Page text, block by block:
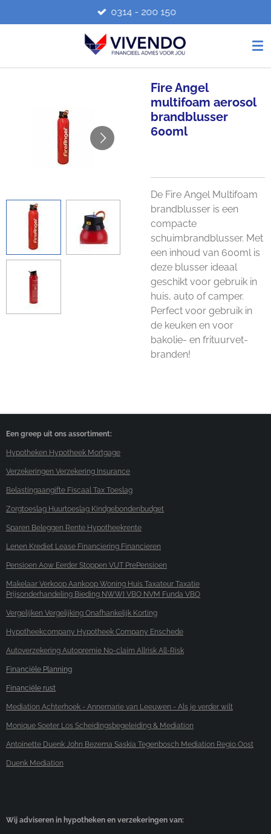
direct
0314 - 200 150
Fire Angel
multifoam aerosol
brandblusser
600ml
De Fire Angel Multifoam
brandblusser is een
compacte
schuimbrandblusser. Met
een inhoud van 600ml is
deze blusser ideaal
geschikt voor gebruik in
huis, auto of camper.
Perfect voor gebruik in
de keuken en voor
bakolie- en frituurvet-
branden!
Een greep uit ons assortiment:
Hypotheken Hypotheek Mortgage
Verzekeringen Verzekering Insurance
Belastingaangifte Fiscaal Tax Toeslag
Zorgtoeslag Huurtoeslag Kindgebondenbudget
Sparen Beleggen Rente Hypotheekrente
Lenen Krediet Lease Financiering Financieren
Pensioen Aow Eerder Stoppen VUT PrePensioen
Makelaar Verkoop Aankoop Woning Huis Taxateur Taxatie
Prijsonderhandeling Bieding NWWI VBO NVM Funda VBO
Vergelijken Vergelijking Onafhankelijk Korting
Hypotheekcompany Hypotheek Company Enschede
Autoverzekering Autopremie No-claim Allrisk All-Risk
Financiële Planning
Financiële rust
Mediation Achterhoek - Annemarie van Leeuwen - Als je verder wilt
Monique Soeter Los Scheidingsbegeleiding & Mediation
Antoinette Duenk John Bezema Saskia Tegenbosch Mediation Regio Oost
Duenk Mediation
Wij adviseren in hypotheken en verzekeringen van: